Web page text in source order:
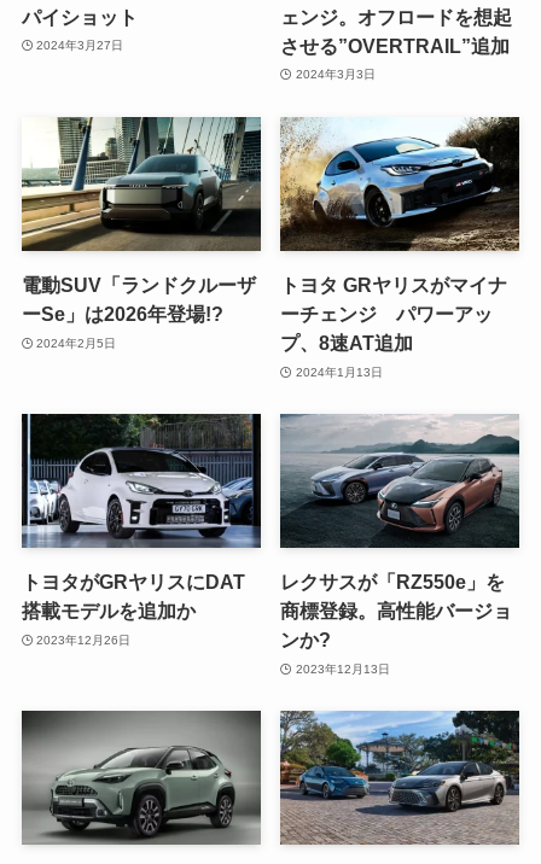
パイショット
2024年3月27日
ェンジ。オフロードを想起
させる”OVERTRAIL”追加
2024年3月3日
電動SUV「ランドクルーザ
ーSe」は2026年登場!?
2024年2月5日
トヨタ GRヤリスがマイナ
ーチェンジ パワーアッ
プ、8速AT追加
2024年1月13日
トヨタがGRヤリスにDAT
搭載モデルを追加か
2023年12月26日
レクサスが「RZ550e」を
商標登録。高性能バージョ
ンか?
2023年12月13日